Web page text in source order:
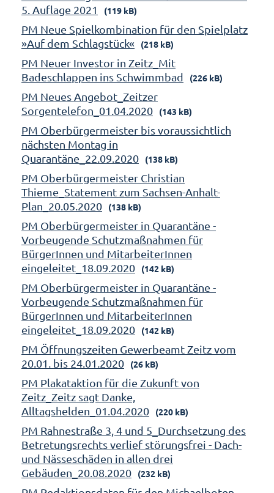
5. Auflage 2021
(119 kB)
PM Neue Spielkombination für den Spielplatz
»Auf dem Schlagstück«
(218 kB)
PM Neuer Investor in Zeitz_Mit
Badeschlappen ins Schwimmbad
(226 kB)
PM Neues Angebot_Zeitzer
Sorgentelefon_01.04.2020
(143 kB)
PM Oberbürgermeister bis voraussichtlich
nächsten Montag in
Quarantäne_22.09.2020
(138 kB)
PM Oberbürgermeister Christian
Thieme_Statement zum Sachsen-Anhalt-
Plan_20.05.2020
(138 kB)
PM Oberbürgermeister in Quarantäne -
Vorbeugende Schutzmaßnahmen für
BürgerInnen und MitarbeiterInnen
eingeleitet_18.09.2020
(142 kB)
PM Oberbürgermeister in Quarantäne -
Vorbeugende Schutzmaßnahmen für
BürgerInnen und MitarbeiterInnen
eingeleitet_18.09.2020
(142 kB)
PM Öffnungszeiten Gewerbeamt Zeitz vom
20.01. bis 24.01.2020
(26 kB)
PM Plakataktion für die Zukunft von
Zeitz_Zeitz sagt Danke,
Alltagshelden_01.04.2020
(220 kB)
PM Rahnestraße 3, 4 und 5_Durchsetzung des
Betretungsrechts verlief störungsfrei - Dach-
und Nässeschäden in allen drei
Gebäuden_20.08.2020
(232 kB)